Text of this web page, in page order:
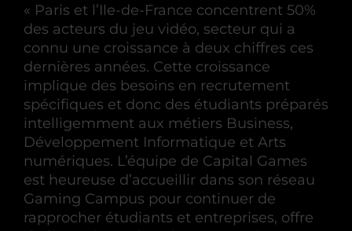
« Paris et l’Ile-de-France concentrent 50%
des acteurs du jeu vidéo, secteur qui a
connu une croissance à deux chiffres ces
dernières années. Cette croissance
implique des besoins en recrutement
spécifiques et donc des étudiants préparés
intelligemment aux métiers Business,
Développement Informatique et Arts
numériques. L’équipe de Capital Games
est heureuse d’accueillir dans son réseau
Gaming Campus pour continuer de
rapprocher étudiants et entreprises, offre